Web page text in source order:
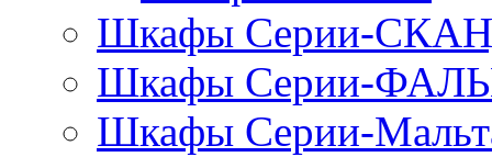
Шкафы Серии-
Шкафы Серии-
Шкафы Серии-